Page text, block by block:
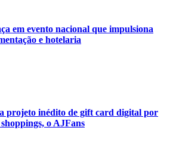
em evento nacional que impulsiona
e hotelaria
projeto inédito de gift card digital por
o AJFans